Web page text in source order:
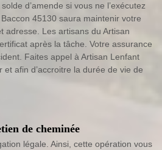
d’amende si vous ne l’exécutez
45130 saura maintenir votre
adresse. Les artisans du Artisan
après la tâche. Votre assurance
Faites appel à Artisan Lenfant
afin d’accroitre la durée de vie de
de cheminée
légale. Ainsi, cette opération vous